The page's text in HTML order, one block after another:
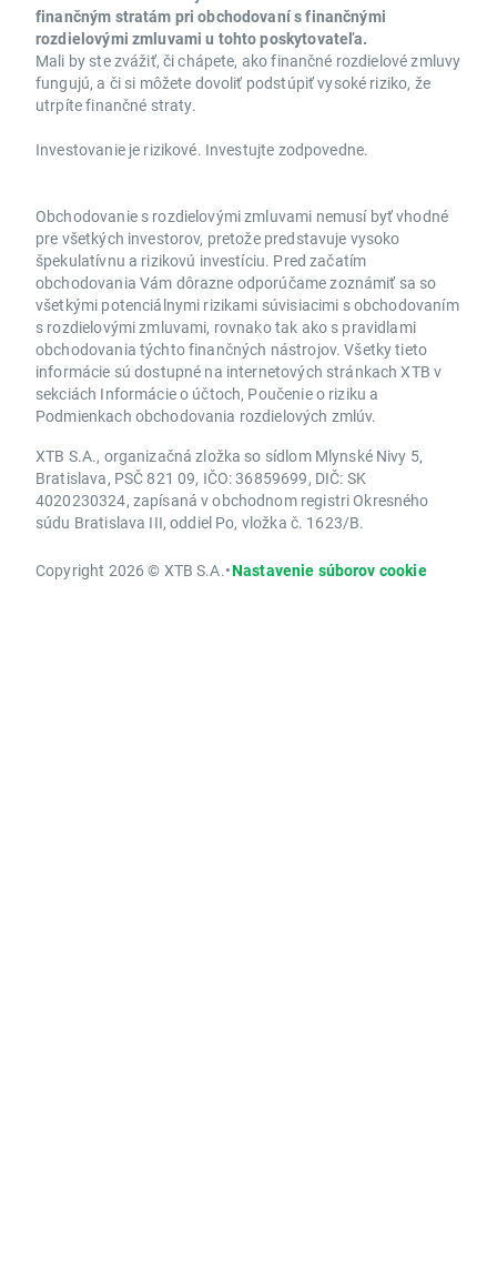
finančným stratám pri obchodovaní s finančnými
rozdielovými zmluvami u tohto poskytovateľa.
Mali by ste zvážiť, či chápete, ako finančné rozdielové zmluvy
fungujú, a či si môžete dovoliť podstúpiť vysoké riziko, že
utrpíte finančné straty.
Investovanie je rizikové. Investujte zodpovedne.
Obchodovanie s rozdielovými zmluvami nemusí byť vhodné
pre všetkých investorov, pretože predstavuje vysoko
špekulatívnu a rizikovú investíciu. Pred začatím
obchodovania Vám dôrazne odporúčame zoznámiť sa so
všetkými potenciálnymi rizikami súvisiacimi s obchodovaním
s rozdielovými zmluvami, rovnako tak ako s pravidlami
obchodovania týchto finančných nástrojov. Všetky tieto
informácie sú dostupné na internetových stránkach XTB v
sekciách Informácie o účtoch, Poučenie o riziku a
Podmienkach obchodovania rozdielových zmlúv.
XTB S.A., organizačná zložka so sídlom Mlynské Nivy 5,
Bratislava, PSČ 821 09, IČO: 36859699, DIČ: SK
4020230324, zapísaná v obchodnom registri Okresného
súdu Bratislava III, oddiel Po, vložka č. 1623/B.
Copyright 2026 © XTB S.A.•Nastavenie súborov cookie